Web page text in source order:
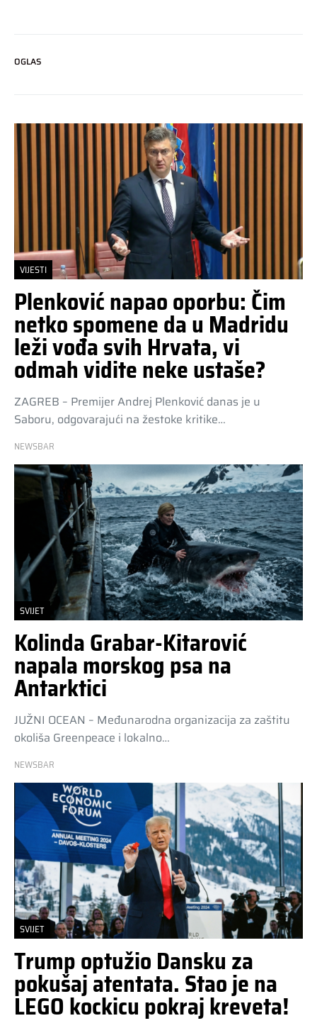
OGLAS
VIJESTI
Plenković napao oporbu: Čim
netko spomene da u Madridu
leži vođa svih Hrvata, vi
odmah vidite neke ustaše?
ZAGREB – Premijer Andrej Plenković danas je u
Saboru, odgovarajući na žestoke kritike…
NEWSBAR
SVIJET
Kolinda Grabar-Kitarović
napala morskog psa na
Antarktici
JUŽNI OCEAN – Međunarodna organizacija za zaštitu
okoliša Greenpeace i lokalno…
NEWSBAR
SVIJET
Trump optužio Dansku za
pokušaj atentata. Stao je na
LEGO kockicu pokraj kreveta!